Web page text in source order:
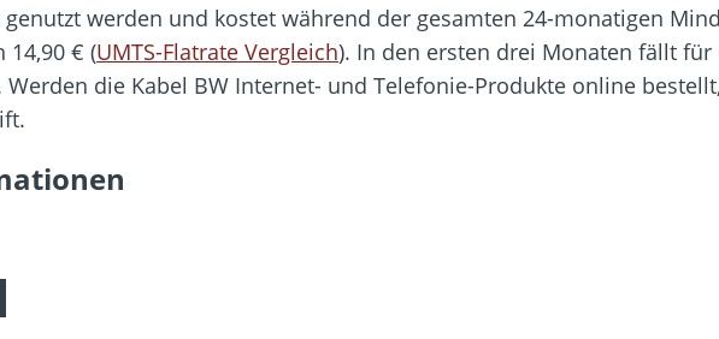
werden und kostet während der gesamten 24-monatigen
€ (UMTS-Flatrate Vergleich). In den ersten drei Monaten fällt für
Werden die Kabel BW Internet- und Telefonie-Produkte online